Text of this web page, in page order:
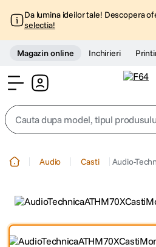
Da lumina ideilor tale! Descopera
selectia!
Magazin online Inchirieri
Cauta dupa model, tipul produsului,
3. trepied telefon
Audio Casti Audio-